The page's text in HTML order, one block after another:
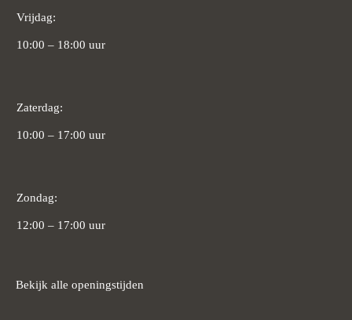
Vrijdag:
10:00 – 18:00 uur
Zaterdag:
10:00 – 17:00 uur
Zondag:
12:00 – 17:00 uur
Bekijk alle openingstijden